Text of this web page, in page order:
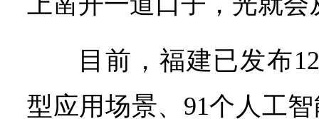
目前，福建已发布
型应用场景、91个人工